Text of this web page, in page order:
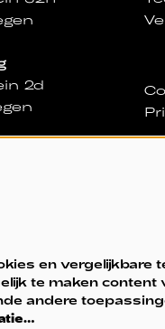
2d
t/m za 11:00
en vergelijkbare
te maken
andere